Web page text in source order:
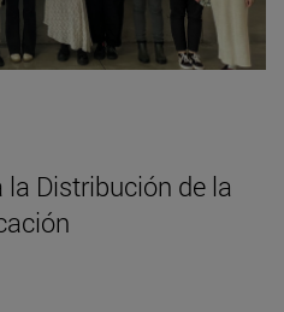
la Distribución de la